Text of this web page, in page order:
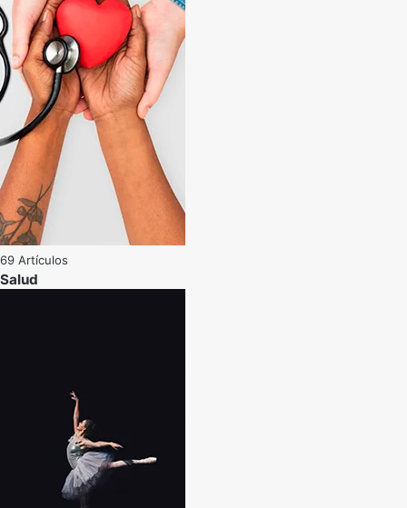
69 Artículos
Salud